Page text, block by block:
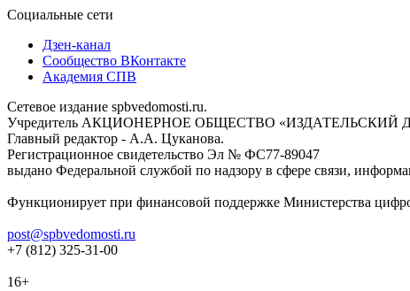
Социальные сети
Дзен-канал
Сообщество ВКонтакте
Академия СПВ
Сетевое издание spbvedomosti.ru.
Учредитель АКЦИОНЕРНОЕ ОБЩЕСТВО
Главный редактор - А.А. Цуканова.
Регистрационное свидетельство Эл № ФС77-89047
выдано Федеральной службой по надзору в сфере связи,
Функционирует при финансовой поддержке Министерства
post@spbvedomosti.ru
+7 (812) 325-31-00
16+